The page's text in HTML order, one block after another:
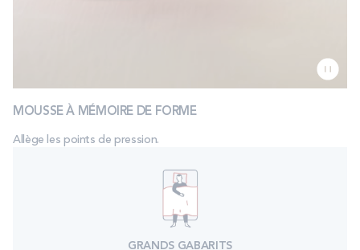
MOUSSE À MÉMOIRE DE FORME
Allège les points de pression.
GRANDS GABARITS